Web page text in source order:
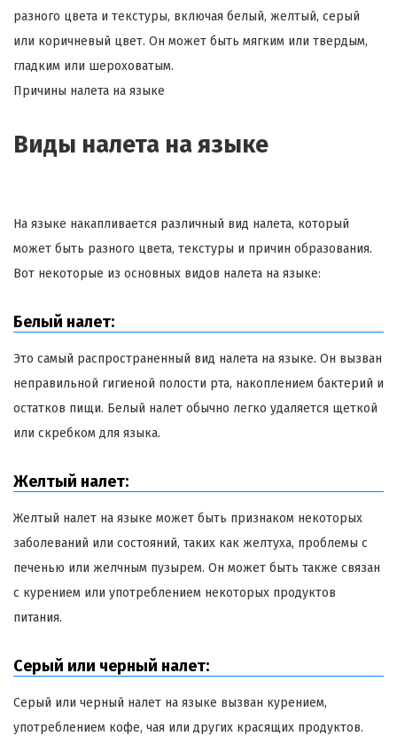
разного цвета и текстуры, включая белый, желтый, серый
или коричневый цвет. Он может быть мягким или твердым,
гладким или шероховатым.
Причины налета на языке
Виды налета на языке
На языке накапливается различный вид налета, который
может быть разного цвета, текстуры и причин образования.
Вот некоторые из основных видов налета на языке:
Белый налет:
Это самый распространенный вид налета на языке. Он вызван
неправильной гигиеной полости рта, накоплением бактерий и
остатков пищи. Белый налет обычно легко удаляется щеткой
или скребком для языка.
Желтый налет:
Желтый налет на языке может быть признаком некоторых
заболеваний или состояний, таких как желтуха, проблемы с
печенью или желчным пузырем. Он может быть также связан
с курением или употреблением некоторых продуктов
питания.
Серый или черный налет:
Серый или черный налет на языке вызван курением,
употреблением кофе, чая или других красящих продуктов.